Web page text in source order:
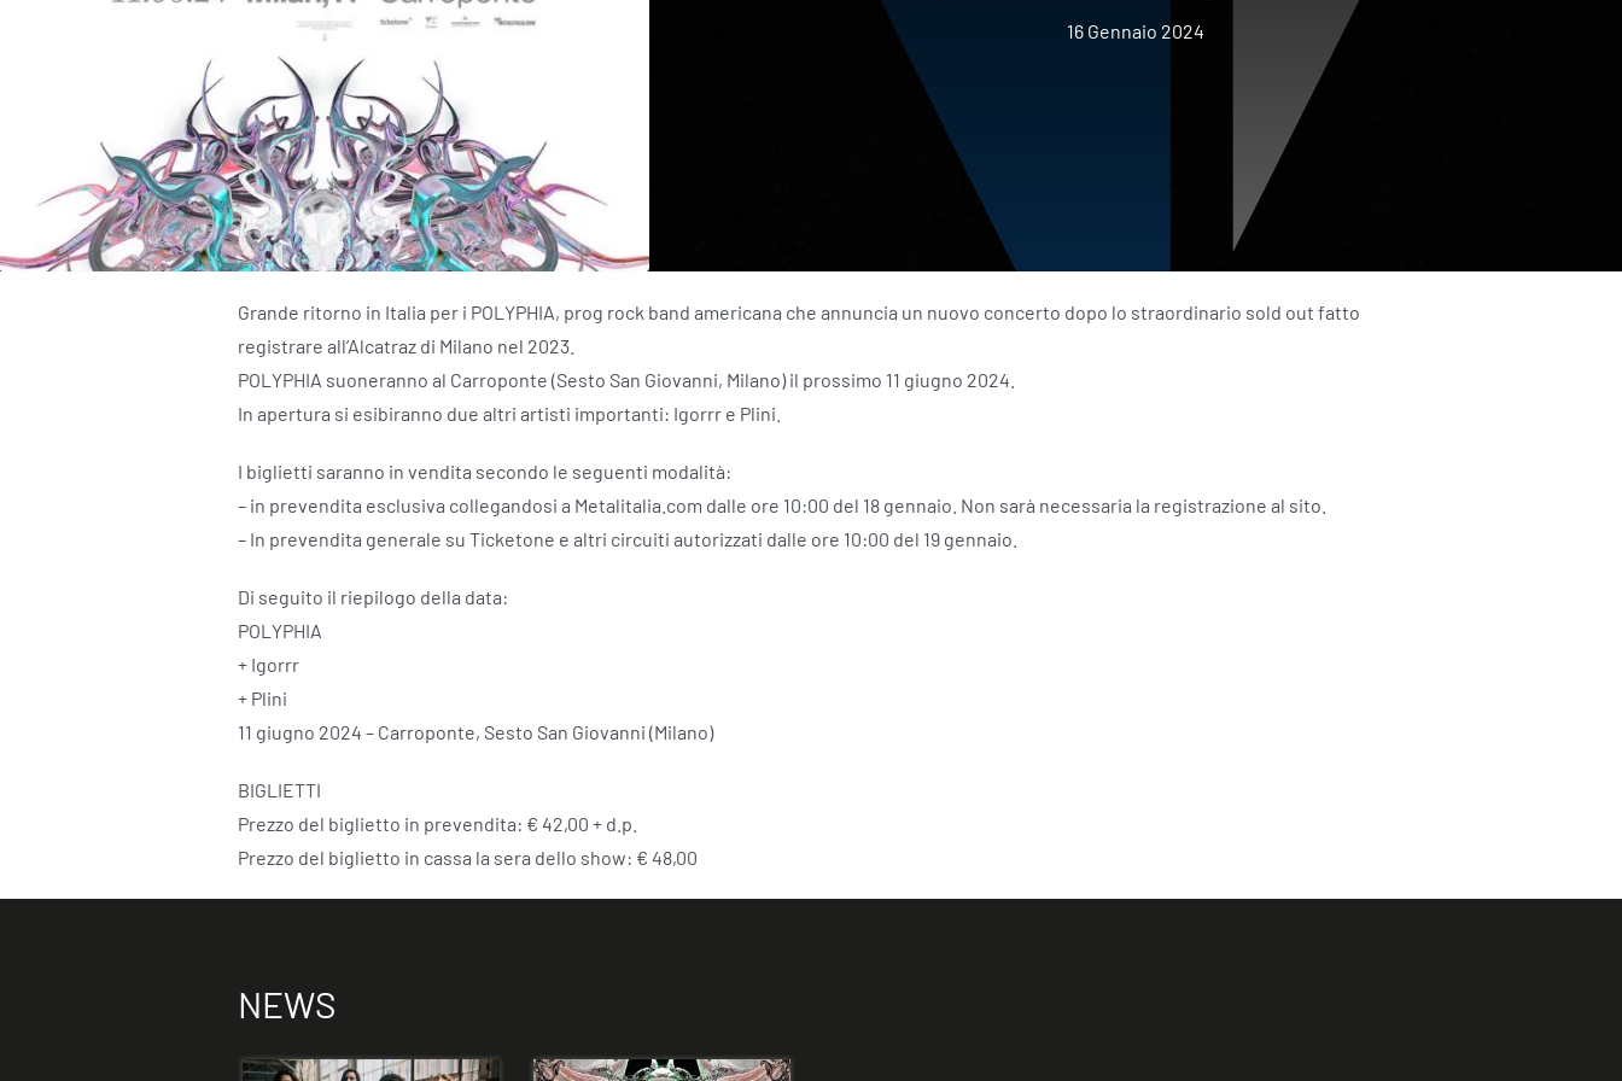
16 Gennaio 2024
Grande ritorno in Italia per i POLYPHIA, prog rock band americana che annuncia un nuovo concerto dopo lo straordinario sold out fatto
registrare all’Alcatraz di Milano nel 2023.
POLYPHIA suoneranno al Carroponte (Sesto San Giovanni, Milano) il prossimo 11 giugno 2024.
In apertura si esibiranno due altri artisti importanti: Igorrr e Plini.
I biglietti saranno in vendita secondo le seguenti modalità:
– in prevendita esclusiva ​​collegandosi a Metalitalia.com dalle ore 10:00 del 18 gennaio. Non sarà necessaria la registrazione al sito.
– In prevendita generale su Ticketone e altri circuiti autorizzati dalle ore 10:00 del 19 gennaio.
Di seguito il riepilogo della data:
POLYPHIA
+ Igorrr
+ Plini
11 giugno 2024 – Carroponte, Sesto San Giovanni (Milano)
BIGLIETTI
Prezzo del biglietto in prevendita: € 42,00 + d.p.
Prezzo del biglietto in cassa la sera dello show: € 48,00
NEWS